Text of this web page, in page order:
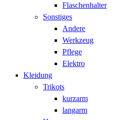
Flaschenhalter
Sonstiges
Andere
Werkzeug
Pflege
Elektro
Kleidung
Trikots
kurzarm
langarm